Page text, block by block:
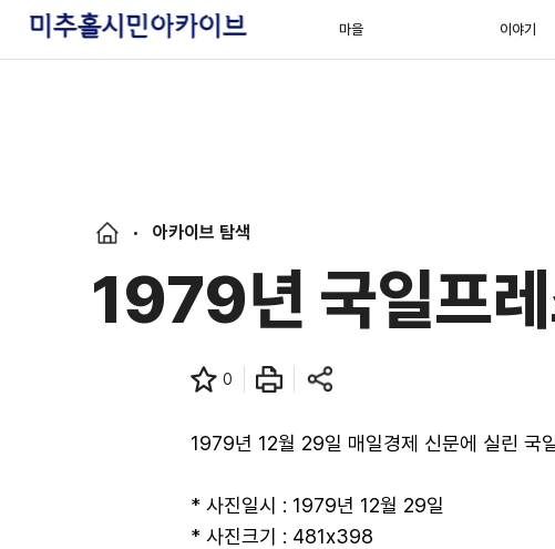
마을 이야기
아카이브 탐색
1979년 국일프
0
1979년 12월 29일 매일경제 신문에 실린 국
* 사진일시 : 1979년 12월 29일
* 사진크기 : 481x398